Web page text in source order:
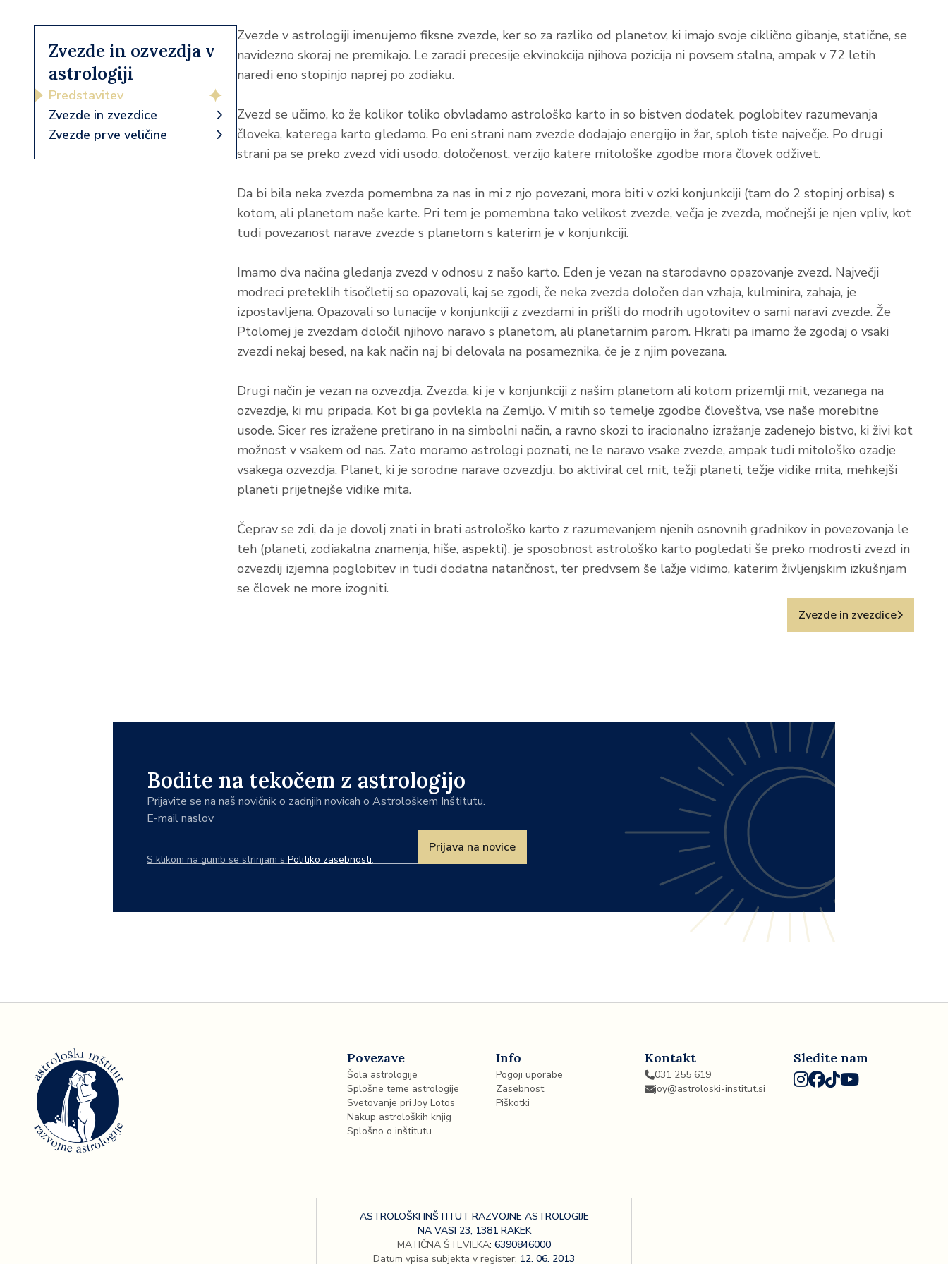
Zvezde in ozvezdja v
astrologiji
Predstavitev
Zvezde in zvezdice
Zvezde prve veličine
Zvezde v astrologiji imenujemo fiksne zvezde, ker so za razliko od planetov, ki imajo svoje ciklično gibanje, statične, se
navidezno skoraj ne premikajo. Le zaradi precesije ekvinokcija njihova pozicija ni povsem stalna, ampak v 72 letih
naredi eno stopinjo naprej po zodiaku.
Zvezd se učimo, ko že kolikor toliko obvladamo astrološko karto in so bistven dodatek, poglobitev razumevanja
človeka, katerega karto gledamo. Po eni strani nam zvezde dodajajo energijo in žar, sploh tiste največje. Po drugi
strani pa se preko zvezd vidi usodo, določenost, verzijo katere mitološke zgodbe mora človek odživet.
Da bi bila neka zvezda pomembna za nas in mi z njo povezani, mora biti v ozki konjunkciji (tam do 2 stopinj orbisa) s
kotom, ali planetom naše karte. Pri tem je pomembna tako velikost zvezde, večja je zvezda, močnejši je njen vpliv, kot
tudi povezanost narave zvezde s planetom s katerim je v konjunkciji.
Imamo dva načina gledanja zvezd v odnosu z našo karto. Eden je vezan na starodavno opazovanje zvezd. Največji
modreci preteklih tisočletij so opazovali, kaj se zgodi, če neka zvezda določen dan vzhaja, kulminira, zahaja, je
izpostavljena. Opazovali so lunacije v konjunkciji z zvezdami in prišli do modrih ugotovitev o sami naravi zvezde. Že
Ptolomej je zvezdam določil njihovo naravo s planetom, ali planetarnim parom. Hkrati pa imamo že zgodaj o vsaki
zvezdi nekaj besed, na kak način naj bi delovala na posameznika, če je z njim povezana.
Drugi način je vezan na ozvezdja. Zvezda, ki je v konjunkciji z našim planetom ali kotom prizemlji mit, vezanega na
ozvezdje, ki mu pripada. Kot bi ga povlekla na Zemljo. V mitih so temelje zgodbe človeštva, vse naše morebitne
usode. Sicer res izražene pretirano in na simbolni način, a ravno skozi to iracionalno izražanje zadenejo bistvo, ki živi kot
možnost v vsakem od nas. Zato moramo astrologi poznati, ne le naravo vsake zvezde, ampak tudi mitološko ozadje
vsakega ozvezdja. Planet, ki je sorodne narave ozvezdju, bo aktiviral cel mit, težji planeti, težje vidike mita, mehkejši
planeti prijetnejše vidike mita.
Čeprav se zdi, da je dovolj znati in brati astrološko karto z razumevanjem njenih osnovnih gradnikov in povezovanja le
teh (planeti, zodiakalna znamenja, hiše, aspekti), je sposobnost astrološko karto pogledati še preko modrosti zvezd in
ozvezdij izjemna poglobitev in tudi dodatna natančnost, ter predvsem še lažje vidimo, katerim življenjskim izkušnjam
se človek ne more izogniti.
Zvezde in zvezdice
Bodite na tekočem z astrologijo
Prijavite se na naš novičnik o zadnjih novicah o Astrološkem Inštitutu.
E-mail naslov
Prijava na novice
S klikom na gumb se strinjam s Politiko zasebnosti.
Povezave
Šola astrologije
Splošne teme astrologije
Svetovanje pri Joy Lotos
Nakup astroloških knjig
Splošno o inštitutu
Info
Pogoji uporabe
Zasebnost
Piškotki
Kontakt
031 255 619
joy@astroloski-institut.si
Sledite nam
ASTROLOŠKI INŠTITUT RAZVOJNE ASTROLOGIJE
NA VASI 23, 1381 RAKEK
MATIČNA ŠTEVILKA: 6390846000
Datum vpisa subjekta v register: 12. 06. 2013